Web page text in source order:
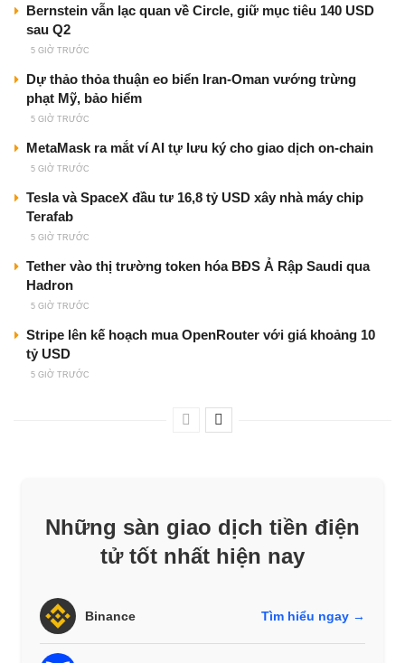
Bernstein vẫn lạc quan về Circle, giữ mục tiêu 140 USD
sau Q2
5 GIỜ TRƯỚC
Dự thảo thỏa thuận eo biển Iran-Oman vướng trừng
phạt Mỹ, bảo hiểm
5 GIỜ TRƯỚC
MetaMask ra mắt ví AI tự lưu ký cho giao dịch on-chain
5 GIỜ TRƯỚC
Tesla và SpaceX đầu tư 16,8 tỷ USD xây nhà máy chip
Terafab
5 GIỜ TRƯỚC
Tether vào thị trường token hóa BĐS Ả Rập Saudi qua
Hadron
5 GIỜ TRƯỚC
Stripe lên kế hoạch mua OpenRouter với giá khoảng 10
tỷ USD
5 GIỜ TRƯỚC
Những sàn giao dịch tiền điện
tử tốt nhất hiện nay
Binance Tìm hiểu ngay →